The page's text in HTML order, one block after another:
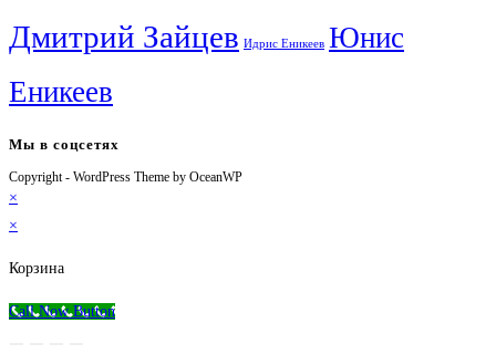
Дмитрий Зайцев Идрис Еникеев Юнис
Еникеев
Мы в соцсетях
Откроется
вкладке
Откроется
вкладке
Откроется
вкладке
Откроется
приложении
Copyright - WordPress Theme by OceanWP
×
×
Корзина
Call Now Button